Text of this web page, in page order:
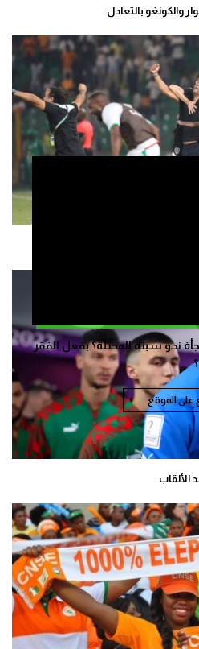
نحو سبتة المحتلة؟ بفعل الفقر
على الموقع
والكونغو بالتعادل
الألقاب